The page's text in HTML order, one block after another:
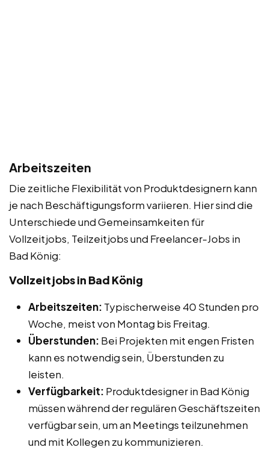
Arbeitszeiten
Die zeitliche Flexibilität von Produktdesignern kann
je nach Beschäftigungsform variieren. Hier sind die
Unterschiede und Gemeinsamkeiten für
Vollzeitjobs, Teilzeitjobs und Freelancer-Jobs in
Bad König:
Vollzeitjobs in Bad König
Arbeitszeiten: Typischerweise 40 Stunden pro
Woche, meist von Montag bis Freitag.
Überstunden: Bei Projekten mit engen Fristen
kann es notwendig sein, Überstunden zu
leisten.
Verfügbarkeit: Produktdesigner in Bad König
müssen während der regulären Geschäftszeiten
verfügbar sein, um an Meetings teilzunehmen
und mit Kollegen zu kommunizieren.